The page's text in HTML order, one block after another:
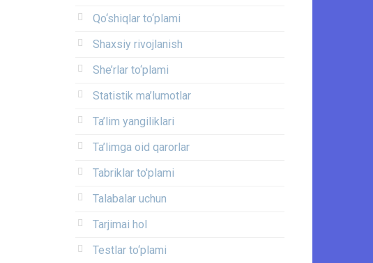
Qo‘shiqlar to‘plami
Shaxsiy rivojlanish
She’rlar to‘plami
Statistik ma’lumotlar
Ta’lim yangiliklari
Ta’limga oid qarorlar
Tabriklar to'plami
Talabalar uchun
Tarjimai hol
Testlar to‘plami